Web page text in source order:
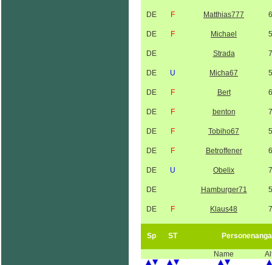
DE F Matthias777
DE F Michael
DE Strada
DE U Micha67
DE F Bert
DE F benton
DE F Tobiho67
DE F Betroffener
DE U Obelix
DE Hamburger71
DE F Klaus48
Sp ST
Name